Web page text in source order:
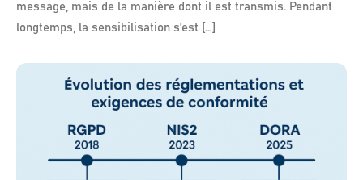
message, mais de la manière dont il est transmis. Pendant
longtemps, la sensibilisation s’est […]